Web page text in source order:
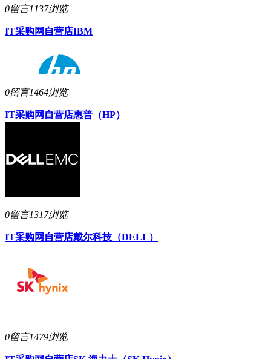
0留言1137浏览
IT采购网自营店IBM
0留言1464浏览
IT采购网自营店惠普（HP）
0留言1317浏览
IT采购网自营店戴尔科技（DELL）
0留言1479浏览